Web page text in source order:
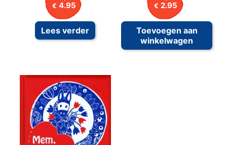
€ 4.95
Lees verder
€ 2.95
Toevoegen aan
winkelwagen